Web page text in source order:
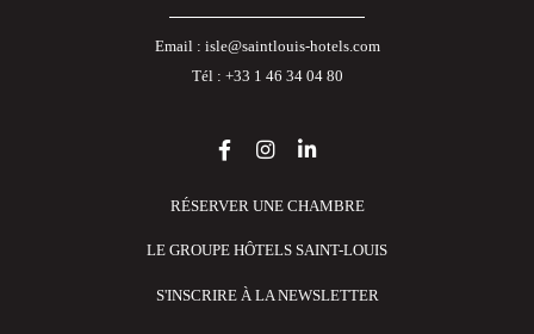
Email : isle@saintlouis-hotels.com
Tél : +33 1 46 34 04 80
RÉSERVER UNE CHAMBRE
LE GROUPE HÔTELS SAINT-LOUIS
S'INSCRIRE À LA NEWSLETTER